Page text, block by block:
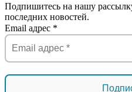
Подпишитесь на нашу
последних новостей.
Email адрес *